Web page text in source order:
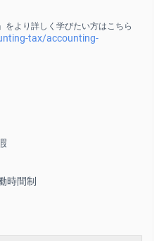
をより詳しく学びたい方はこちら
tax/accounting-
時間制